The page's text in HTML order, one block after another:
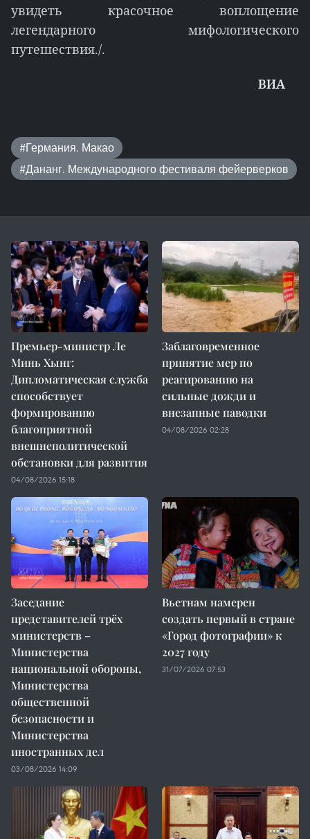
увидеть красочное воплощение
легендарного мифологического
путешествия./.
ВИA
#Германия. Макао
#Дананг. Международного фестиваля фейерверков
Премьер-министр Ле
Минь Хынг:
Дипломатическая служба
способствует
формированию
благоприятной
внешнеполитической
обстановки для развития
04/08/2026 15:18
Заблаговременное
принятие мер по
реагированию на
сильные дожди и
внезапные паводки
04/08/2026 02:28
Заседание
представителей трёх
министерств –
Министерства
национальной обороны,
Министерства
общественной
безопасности и
Министерства
иностранных дел
03/08/2026 14:09
Вьетнам намерен
создать первый в стране
«Город фотографии» к
2027 году
31/07/2026 07:53